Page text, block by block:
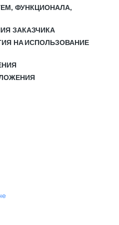
ФУНКЦИОНАЛА,
ЗАКАЗЧИКА
НА ИСПОЛЬЗОВАНИЕ